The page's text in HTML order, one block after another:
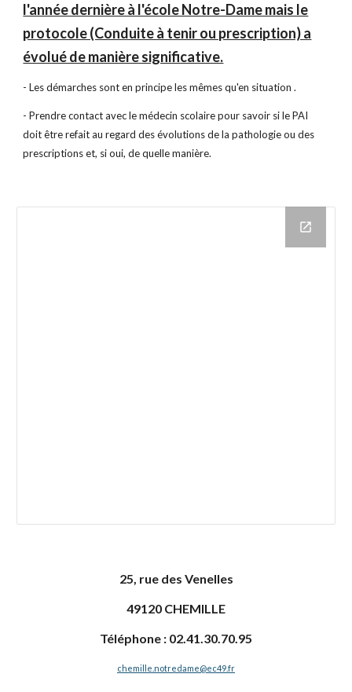
l'année dernière à l'école Notre-Dame mais le
protocole (Conduite à tenir ou prescription) a
évolué de manière significative.
- Les démarches sont en principe les mêmes qu'en situation .
- Prendre contact avec le médecin scolaire pour savoir si le PAI
doit être refait au regard des évolutions de la pathologie ou des
prescriptions et, si oui, de quelle manière.
25, rue des Venelles
49120 CHEMILLE
Téléphone : 02.41.30.70.95
chemille.notredame@ec49.fr